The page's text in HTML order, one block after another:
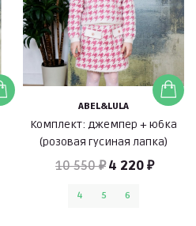
ABEL&LULA
Комплект: джемпер + юбка
(розовая гусиная лапка)
10 550 ₽ 4 220 ₽
4 5 6